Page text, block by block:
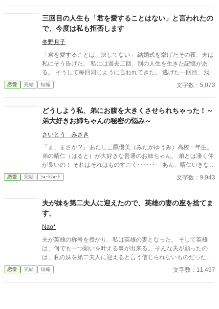
三回目の人生も「君を愛することはない」と言われたの
で、今度は私も拒否します
冬野月子
「君を愛することは、決してない」 結婚式を挙げたその夜、夫は
私にそう告げた。 私には過去二回、別の人生を生きた記憶があ
る。 そうして毎回同じように言われてきた。 逃げた一回目、我慢
した二回目。いずれも上手くいかなかった。 だから今回は。
恋愛 完結 短編 文字数：5,073
どうしよう私、弟にお腹を大きくさせられちゃった！～
弟大好きお姉ちゃんの秘密の悩み～
さいとう みさき
「ま、まさか!?」 あたし三鷹優美（みたかゆうみ）高校一年生。
弟の晴仁（はると）が大好きな普通のお姉ちゃん。 弟とは凄く仲
が良いの！ それはそれはものすごく‥‥‥ 「あん、晴仁いきなり
そんなのお口に入らないよぉ～♡」 そんな関係のあたしたち。 で
もある日トイレであたしはアレが来そうなのになかなか来ないの
お腹が出て来てる!?」 お姉ちゃんの秘密の悩みです。
恋愛 完結 ｼｮｰﾄｼｮｰﾄ 文字数：9,943
夫が妹を第二夫人に迎えたので、英雄の妻の座を捨てま
す。
Nao*
夫が英雄の称号を授かり、私は英雄の妻となった。 そして英雄
は、何でも一つ願いを叶える事が出来る。 そんな夫が願ったの
は、私の妹を第二夫人に迎えると言う信じられないものだった。
これまで夫の為に祈りを捧げて来たと言うのに、私は彼に手酷く
裏切られたのだ──。 （1万字以上と少し長いので、短編集とは別
恋愛 完結 短編 文字数：11,497